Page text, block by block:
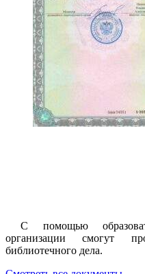
С помощью
организации смогут
библиотечного дела.